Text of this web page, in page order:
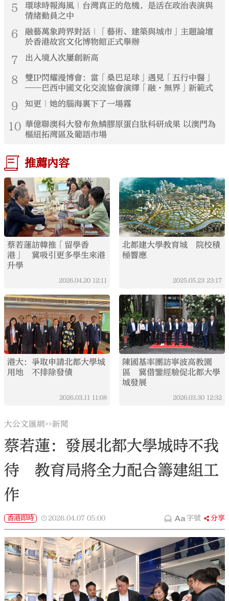
5
環球時報海風｜台灣真正的危機，是活在政治表演與
情緒動員之中
6
融藝萬象跨界對話｜「藝術、建築與城市」主題論壇
於香港故宮文化博物館正式舉辦
7 出入境人次屢創新高
8
雙IP閃耀漫博會：當「桑巴足球」遇見「五行中醫」
——巴西中國文化交流協會演繹「融·無界」新範式
9 知更｜她的腦海裏下了一場霧
10 華億聯澳科大發布魚鱗膠原蛋白肽科研成果 以澳門為
樞紐拓灣區及葡語市場
推薦內容
蔡若蓮訪韓推「留學香
港」 冀吸引更多學生來港
升學
2026.04.20 12:11
北都建大學教育城 院校積
極響應
2025.05.23 23:17
港大：爭取申請北都大學城
用地 不排除發債
2026.03.11 11:08
陳國基率團訪寧波高教園
區 冀借鑒經驗促北都大學
城發展
2026.03.30 12:32
大公文匯網>>新聞
蔡若蓮：發展北都大學城時不我
待 教育局將全力配合籌建組工
作
香港即時 2026.04.07 05:00 字號 分享